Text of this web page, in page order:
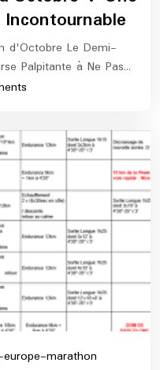
marathon
d'Octobre Le Demi-
Palpitante à Ne Pas…
marathon